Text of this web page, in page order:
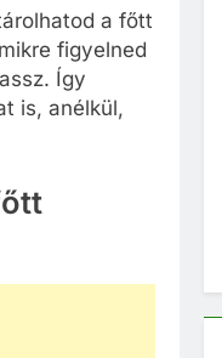
a főtt
figyelned
Így
is, anélkül,